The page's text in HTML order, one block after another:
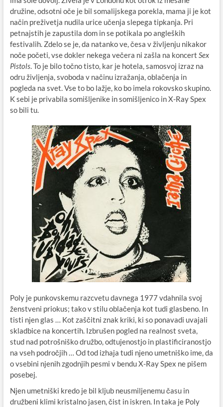
družine, odsotni oče je bil somalijskega porekla, mama ji je kot
način preživetja nudila urice učenja slepega tipkanja. Pri
petnajstih je zapustila dom in se potikala po angleških
festivalih. Zdelo se je, da natanko ve, česa v življenju nikakor
noče početi, vse dokler nekega večera ni zašla na koncert Sex
Pistols. To je bilo točno tisto, kar je hotela, samosvoj izraz na
odru življenja, svoboda v načinu izražanja, oblačenja in
pogleda na svet. Vse to bo lažje, ko bo imela rokovsko skupino.
K sebi je privabila somišljenike in somišljenico in X-Ray Spex
so bili tu.
Poly je punkovskemu razcvetu davnega 1977 vdahnila svoj
ženstveni priokus; tako v stilu oblačenja kot tudi glasbeno. In
tisti njen glas … Kot zaščitni znak kriki, ki so ponavadi uvajali
skladbice na koncertih. Izbrušen pogled na realnost sveta,
stud nad potrošniško družbo, odtujenostjo in plastificiranostjo
na vseh področjih … Od tod izhaja tudi njeno umetniško ime, da
o vsebini njenih zgodnjih pesmi v bendu X-Ray Spex ne pišem
posebej.
Njen umetniški kredo je bil kljub neusmiljenemu času in
družbeni klimi kristalno jasen, čist in iskren. In taka je Poly